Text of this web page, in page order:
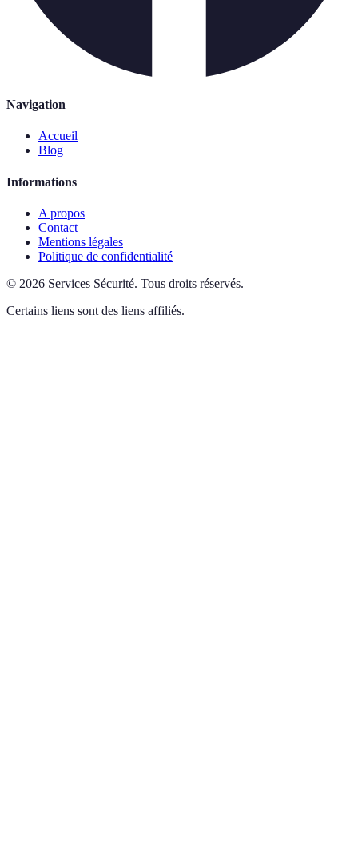
Navigation
Accueil
Blog
Informations
A propos
Contact
Mentions légales
Politique de confidentialité
© 2026 Services Sécurité. Tous droits réservés.
Certains liens sont des liens affiliés.